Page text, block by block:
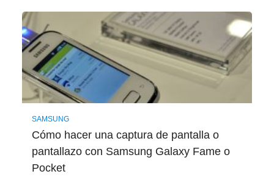
SAMSUNG
Cómo hacer una captura de pantalla o
pantallazo con Samsung Galaxy Fame o
Pocket